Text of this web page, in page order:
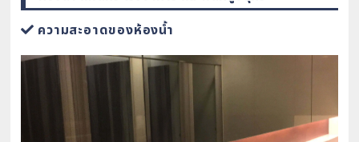
ความสะอาดของห้องน้ำ